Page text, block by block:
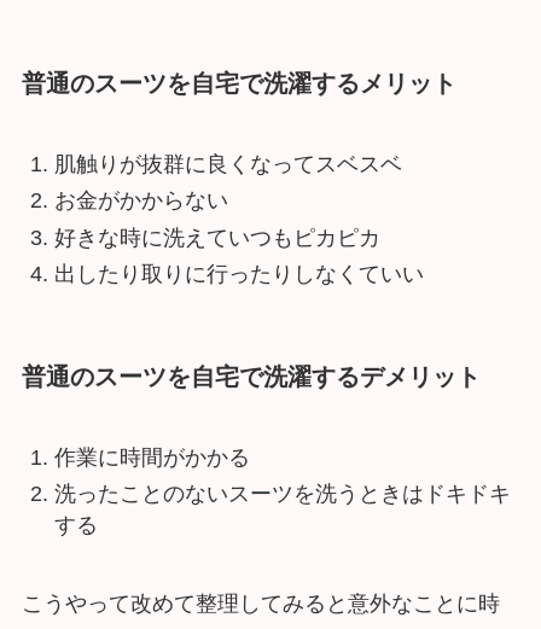
普通のスーツを自宅で洗濯するメリット
肌触りが抜群に良くなってスベスベ
お金がかからない
好きな時に洗えていつもピカピカ
出したり取りに行ったりしなくていい
普通のスーツを自宅で洗濯するデメリット
作業に時間がかかる
洗ったことのないスーツを洗うときはドキドキ
する
こうやって改めて整理してみると意外なことに時